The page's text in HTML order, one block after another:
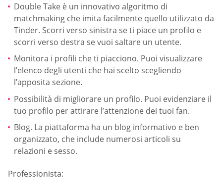
Double Take è un innovativo algoritmo di
matchmaking che imita facilmente quello utilizzato da
Tinder. Scorri verso sinistra se ti piace un profilo e
scorri verso destra se vuoi saltare un utente.
Monitora i profili che ti piacciono. Puoi visualizzare
l’elenco degli utenti che hai scelto scegliendo
l’apposita sezione.
Possibilità di migliorare un profilo. Puoi evidenziare il
tuo profilo per attirare l’attenzione dei tuoi fan.
Blog. La piattaforma ha un blog informativo e ben
organizzato, che include numerosi articoli su
relazioni e sesso.
Professionista: